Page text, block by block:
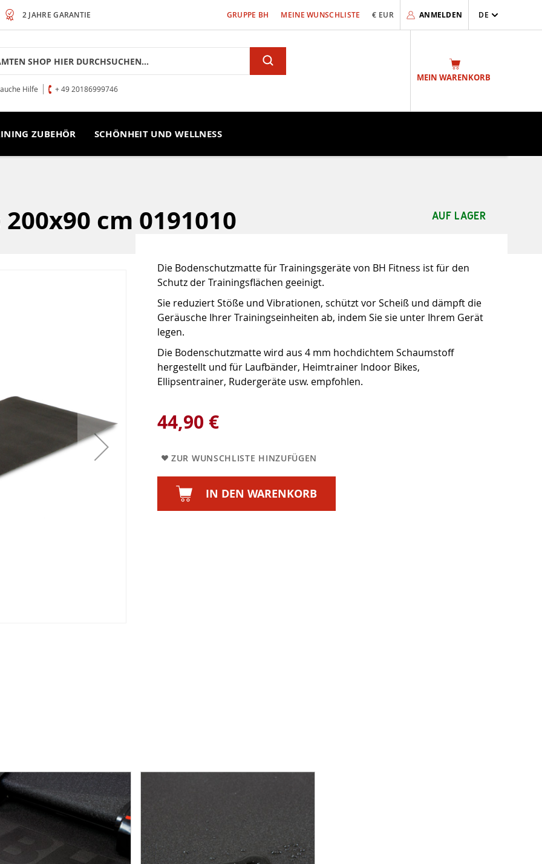
2 JAHRE GARANTIE GRUPPE BH MEINE WUNSCHLISTE € EUR ANMELDEN DE
MEIN WARENKORB
Hilfe + 49 20186999746
ZUBEHÖR SCHÖNHEIT UND WELLNESS
cm 0191010 AUF LAGER
Die Bodenschutzmatte für Trainingsgeräte von BH Fitness ist für den
Schutz der Trainingsflächen geeinigt.
Sie reduziert Stöße und Vibrationen, schützt vor Scheiß und dämpft die
Geräusche Ihrer Trainingseinheiten ab, indem Sie sie unter Ihrem Gerät
legen.
Die Bodenschutzmatte wird aus 4 mm hochdichtem Schaumstoff
hergestellt und für Laufbänder, Heimtrainer Indoor Bikes,
Ellipsentrainer, Rudergeräte usw. empfohlen.
44,90 €
ZUR WUNSCHLISTE HINZUFÜGEN
IN DEN WARENKORB